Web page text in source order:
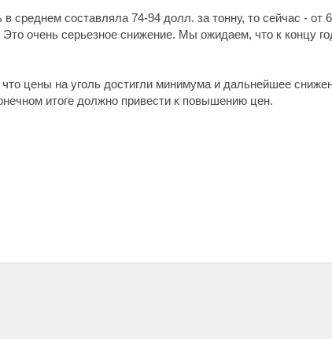
среднем составляла 74-94 долл. за тонну, то сейчас - от
очень серьезное снижение. Мы ожидаем, что к концу
цены на уголь достигли минимума и дальнейшее
итоге должно привести к повышению цен.